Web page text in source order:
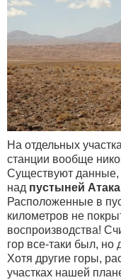
На отдельных
станции вообще
Существуют данные,
над пустыней
Расположенные в
километров не
воспроизводства!
гор все-таки был, но
Хотя другие горы,
участках нашей